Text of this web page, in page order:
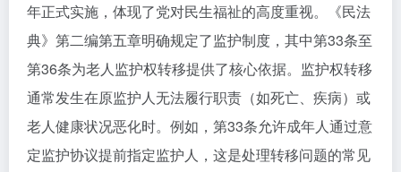
年正式实施，体现了党对民生福祉的高度重视。《民法
典》第二编第五章明确规定了监护制度，其中第33条至
第36条为老人监护权转移提供了核心依据。监护权转移
通常发生在原监护人无法履行职责（如死亡、疾病）或
老人健康状况恶化时。例如，第33条允许成年人通过意
定监护协议提前指定监护人，这是处理转移问题的常见